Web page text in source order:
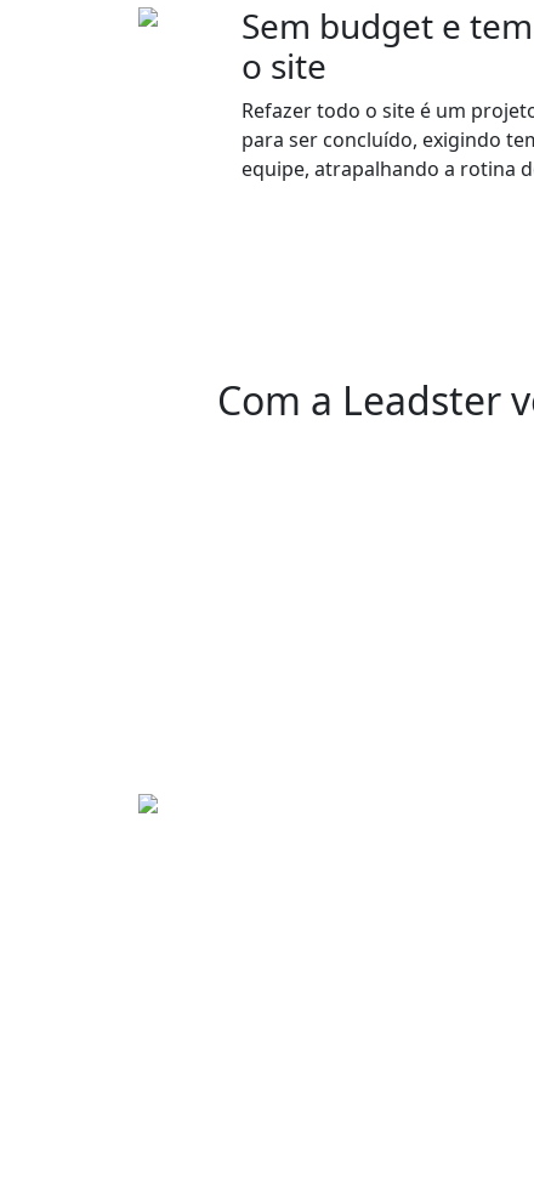
Sem budget e
o site
Refazer todo o site é um
para ser concluído, exigindo
equipe, atrapalhando a rotina
Com a Leadster